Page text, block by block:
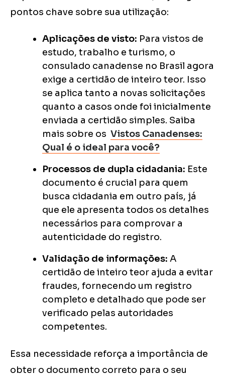
pontos chave sobre sua utilização:
Aplicações de visto: Para vistos de
estudo, trabalho e turismo, o
consulado canadense no Brasil agora
exige a certidão de inteiro teor. Isso
se aplica tanto a novas solicitações
quanto a casos onde foi inicialmente
enviada a certidão simples. Saiba
mais sobre os Vistos Canadenses:
Qual é o ideal para você?
Processos de dupla cidadania: Este
documento é crucial para quem
busca cidadania em outro país, já
que ele apresenta todos os detalhes
necessários para comprovar a
autenticidade do registro.
Validação de informações: A
certidão de inteiro teor ajuda a evitar
fraudes, fornecendo um registro
completo e detalhado que pode ser
verificado pelas autoridades
competentes.
Essa necessidade reforça a importância de
obter o documento correto para o seu